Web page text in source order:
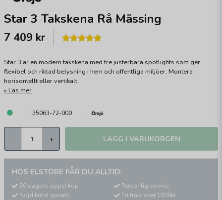
Star 3 Takskena Rå Mässing
7 409 kr
Star 3 är en modern takskena med tre justerbara spotlights som ger
flexibel och riktad belysning i hem och offentliga miljöer. Montera
horisontellt eller vertikalt.
Läs mer
35063-72-000
- + LÄGG I VARUKORGEN
HOS ELSTORE FÅR DU ALLTID:
30 dagars öppet köp
Nöjd kund garanti
Personlig service
Fri frakt över 1000kr